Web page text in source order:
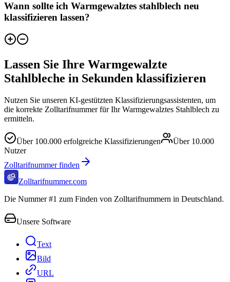
Wann sollte ich Warmgewalztes stahlblech neu
klassifizieren lassen?
Lassen Sie Ihre Warmgewalzte
Stahlbleche in Sekunden klassifizieren
Nutzen Sie unseren KI-gestützten Klassifizierungsassistenten, um
die korrekte Zolltarifnummer für Ihr Warmgewalztes Stahlblech zu
ermitteln.
Über 100.000 erfolgreiche Klassifizierungen Über 10.000
Nutzer
Zolltarifnummer finden
Zolltarifnummer.com
Die Nummer #1 zum Finden von Zolltarifnummern in Deutschland.
Unsere Software
Text
Bild
URL